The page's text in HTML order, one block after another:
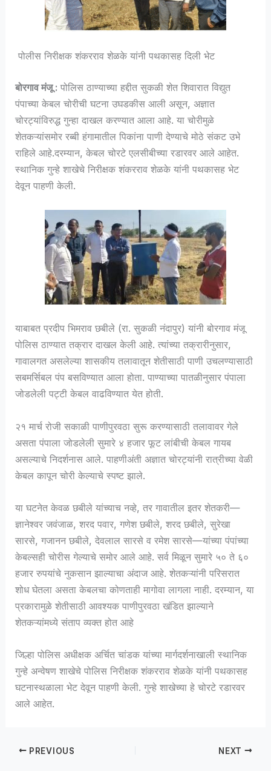
पोलीस निरीक्षक शंकरराव शेळके यांनी पथकासह दिली भेट
बोरगाव मंजू : पोलिस ठाण्याच्या हद्दीत सुकळी शेत शिवारात विद्युत
पंपाच्या केबल चोरीची घटना उघडकीस आली असून, अज्ञात
चोरट्यांविरुद्ध गुन्हा दाखल करण्यात आला आहे. या चोरीमुळे
शेतकऱ्यांसमोर रब्बी हंगामातील पिकांना पाणी देण्याचे मोठे संकट उभे
राहिले आहे.दरम्यान, केबल चोरटे एलसीबीच्या रडारवर आले आहेत.
स्थानिक गुन्हे शाखेचे निरीक्षक शंकरराव शेळके यांनी पथकासह भेट
देवून पाहणी केली.
याबाबत प्रदीप भिमराव छबीले (रा. सुकळी नंदापुर) यांनी बोरगाव मंजू
पोलिस ठाण्यात तक्रार दाखल केली आहे. त्यांच्या तक्रारीनुसार,
गावालगत असलेल्या शासकीय तलावातून शेतीसाठी पाणी उचलण्यासाठी
सबमर्सिबल पंप बसविण्यात आला होता. पाण्याच्या पातळीनुसार पंपाला
जोडलेली पट्टी केबल वाढविण्यात येत होती.
२१ मार्च रोजी सकाळी पाणीपुरवठा सुरू करण्यासाठी तलावावर गेले
असता पंपाला जोडलेली सुमारे ४ हजार फूट लांबीची केबल गायब
असल्याचे निदर्शनास आले. पाहणीअंती अज्ञात चोरट्यांनी रात्रीच्या वेळी
केबल कापून चोरी केल्याचे स्पष्ट झाले.
या घटनेत केवळ छबीले यांच्याच नव्हे, तर गावातील इतर शेतकरी—
ज्ञानेश्वर जवंजाळ, शरद पवार, गणेश छबीले, शरद छबीले, सुरेखा
सारसे, गजानन छबीले, देवलाल सारसे व रमेश सारसे—यांच्या पंपांच्या
केबल्सही चोरीस गेल्याचे समोर आले आहे. सर्व मिळून सुमारे ५० ते ६०
हजार रुपयांचे नुकसान झाल्याचा अंदाज आहे. शेतकऱ्यांनी परिसरात
शोध घेतला असता केबलचा कोणताही मागोवा लागला नाही. दरम्यान, या
प्रकारामुळे शेतीसाठी आवश्यक पाणीपुरवठा खंडित झाल्याने
शेतकऱ्यांमध्ये संताप व्यक्त होत आहे
जिल्हा पोलिस अधीक्षक अर्चित चांडक यांच्या मार्गदर्शनाखाली स्थानिक
गुन्हे अन्वेषण शाखेचे पोलिस निरीक्षक शंकरराव शेळके यांनी पथकासह
घटनास्थळाला भेट देवून पाहणी केली. गुन्हे शाखेच्या हे चोरटे रडारवर
आले आहेत.
PREVIOUS NEXT